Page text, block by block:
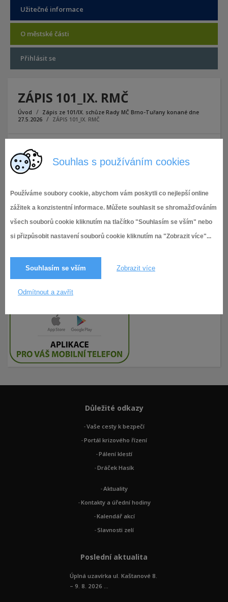
Souhlas s používáním cookies
Používáme soubory cookie, abychom vám poskytli co nejlepší online
zážitek a konzistentní informace. Můžete souhlasit se shromažďováním
všech souborů cookie kliknutím na tlačítko "Souhlasím se vším" nebo
si přizpůsobit nastavení souborů cookie kliknutím na "Zobrazit více"...
Souhlasím se vším Zobrazit více
Odmítnout a zavřít
Užitečné informace
O městské části
Přihlásit se
ZÁPIS 101_IX. RMČ
Úvod
Zápis ze 101/IX. schůze Rady MČ Brno-Tuřany konané dne
27.5.2026
ZÁPIS 101_IX. RMČ
ZÁPIS 101_IX. RMČ
Důležité odkazy
Vaše cesty k bezpečí
Portál krizového řízení
Pálení klestí
Dráček Hasík
Aktuality
Kontakty a úřední hodiny
Kalendář akcí
Slavnosti zelí
Poslední aktualita
Úplná uzavírka ul. Kaštanové 8.
– 9. 8. 2026 ...